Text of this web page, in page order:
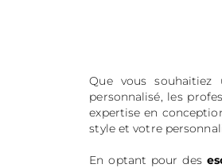
Que vous
personnalisé, les
expertise en
style et votre
En optant pour des